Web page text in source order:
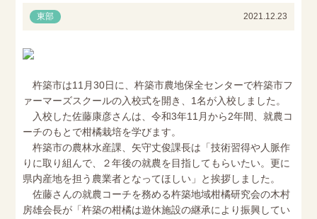
東部 2021.12.23
杵築市は11月30日に、杵築市農地保全センターで杵築市フ
ァーマーズスクールの入校式を開き、1名が入校しました。
入校した佐藤康彦さんは、令和3年11月から2年間、就農コ
ーチのもとで柑橘栽培を学びます。
杵築市の農林水産課、矢守丈俊課長は「技術習得や人脈作
りに取り組んで、２年後の就農を目指してもらいたい。更に
県内産地を担う農業者となってほしい」と挨拶しました。
佐藤さんの就農コーチを務める杵築地域柑橘研究会の木村
房雄会長が「杵築の柑橘は遊休施設の継承により振興してい